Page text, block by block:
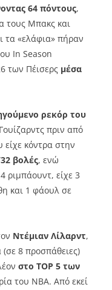
64 πόντους,
τους Μπακς και
τα «ελάφια» πήραν
In Season
των Πέισερς μέσα
ρεκόρ του
πριν από
είχε κόντρα στην
βολές, ενώ
είχε 3
και 1 φάουλ σε
Ντέμιαν Λίλαρντ,
8 προσπάθειες)
στο TOP 5 των
του ΝΒΑ. Από εκεί